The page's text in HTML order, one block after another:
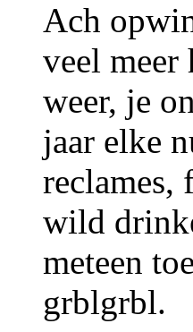
Ach
veel meer
weer, je
jaar elke
reclames,
wild
meteen
grblgrbl.